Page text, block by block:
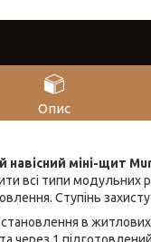
Опис
міні-щит
всі типи модульних
Ступінь
в